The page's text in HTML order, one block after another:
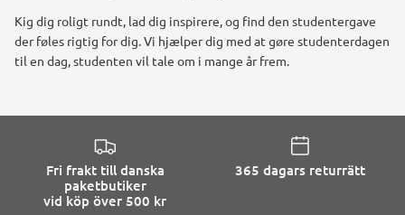
Kig dig roligt rundt, lad dig inspirere, og find den studentergave
der føles rigtig for dig. Vi hjælper dig med at gøre studenterdagen
til en dag, studenten vil tale om i mange år frem.
Fri frakt till danska
paketbutiker
vid köp över 500 kr
365 dagars returrätt